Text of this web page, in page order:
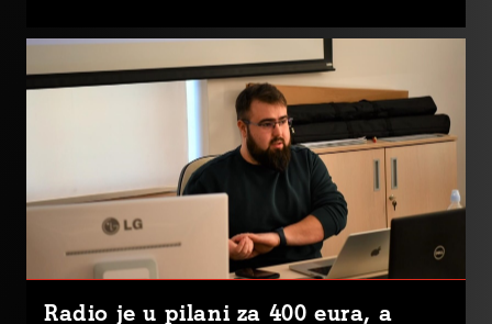
Radio je u pilani za 400 eura, a